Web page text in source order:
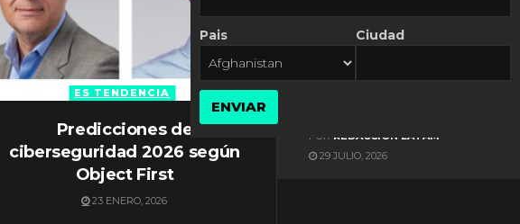
ES TENDENCIA
Predicciones de
ciberseguridad 2026 según
Object First
23 ENERO, 2026
ES NOTICIA
POR REDACCIÓN LATAM
29 JULIO, 2026
Pais Ciudad
ENVIAR